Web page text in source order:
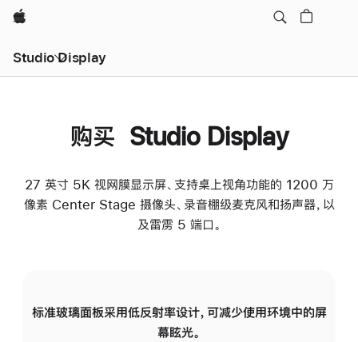
Apple
Studio Display
购买 Studio Display
27 英寸 5K 视网膜显示屏、支持桌上视角功能的 1200 万
像素 Center Stage 摄像头、录音棚级麦克风和扬声器，以
及雷雳 5 端口。
标准玻璃面板采用低反射率设计，可减少使用环境中的屏
幕眩光。